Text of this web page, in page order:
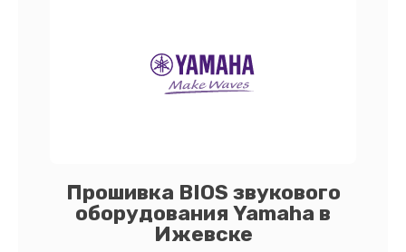
Прошивка BIOS звукового
оборудования Yamaha в
Ижевске